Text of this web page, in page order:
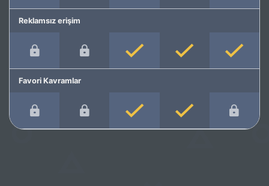
Reklamsız erişim
Favori Kavramlar